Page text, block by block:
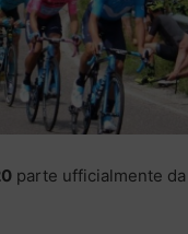
parte ufficialmente da